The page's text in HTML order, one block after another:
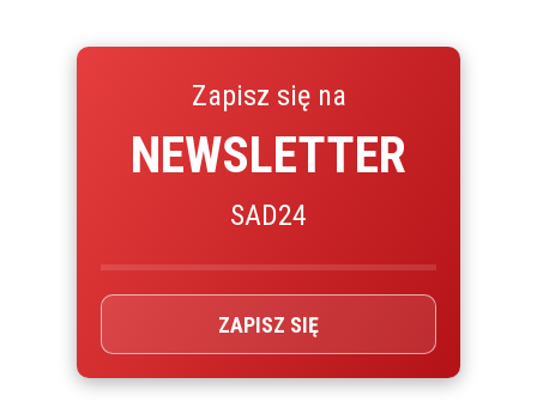
Zapisz się na
NEWSLETTER
SAD24
ZAPISZ SIĘ